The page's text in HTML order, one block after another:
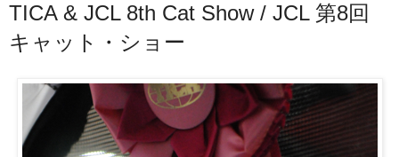
TICA & JCL 8th Cat Show / JCL 第8回
キャット・ショー